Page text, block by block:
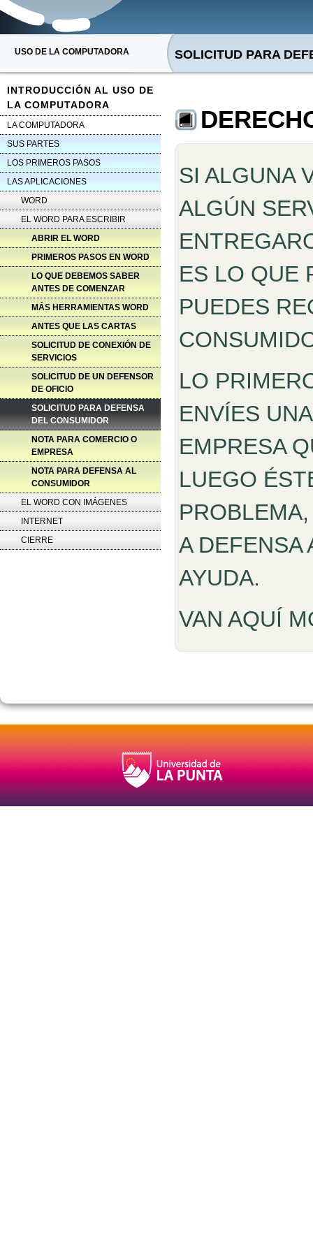
USO DE LA COMPUTADORA
INTRODUCCIÓN AL USO DE
LA COMPUTADORA
LA COMPUTADORA
SUS PARTES
LOS PRIMEROS PASOS
LAS APLICACIONES
WORD
EL WORD PARA ESCRIBIR
ABRIR EL WORD
PRIMEROS PASOS EN WORD
LO QUE DEBEMOS SABER
ANTES DE COMENZAR
MÁS HERRAMIENTAS WORD
ANTES QUE LAS CARTAS
SOLICITUD DE CONEXIÓN DE
SERVICIOS
SOLICITUD DE UN DEFENSOR
DE OFICIO
SOLICITUD PARA DEFENSA
DEL CONSUMIDOR
NOTA PARA COMERCIO O
EMPRESA
NOTA PARA DEFENSA AL
CONSUMIDOR
EL WORD CON IMÁGENES
INTERNET
CIERRE
SOLICITUD PARA
SI ALGUNA
ALGÚN
ES LO QUE
PUEDES
LO
ENVÍES
EMPRESA
LUEGO
A DEFENSA
AYUDA.
VAN AQUÍ